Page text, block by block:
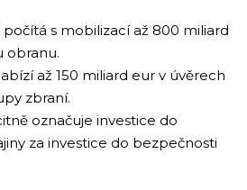
počítá s mobilizací až 800 miliard
obranu.
až 150 miliard eur v úvěrech
zbraní.
označuje investice do
za investice do bezpečnosti